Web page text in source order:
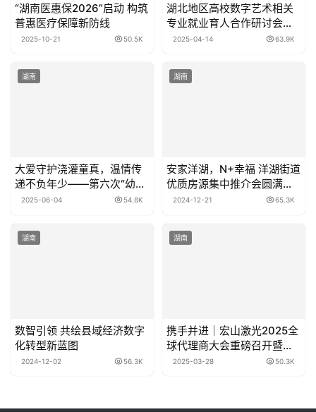
“湖南医惠保2026”启动 构筑
普惠医疗保障新防线
2025-10-21 50.5K
湖北地区高校数字艺术相关
专业就业育人合作研讨会在
湖工大举办，校企协同探索
2025-04-14 63.9K
湖南
大爱守护浇灌童真，温情传
递不负年少——第六次“幼吾
幼以及人之幼”全国公益活动
验式教育新思路
2025-06-04 54.8K
湖南
安家洋湖，N+幸福 洋湖街道
优质房源集中推介会圆满落
幕2024-12-21 65.3K
湖南
数智引领 共绘县域经济数字
化转型新蓝图
2024-12-02 56.3K
湖南
携手并进｜宏山激光2025全
球代理商大会重磅召开暨新
品合作齐发布
2025-03-28 50.3K